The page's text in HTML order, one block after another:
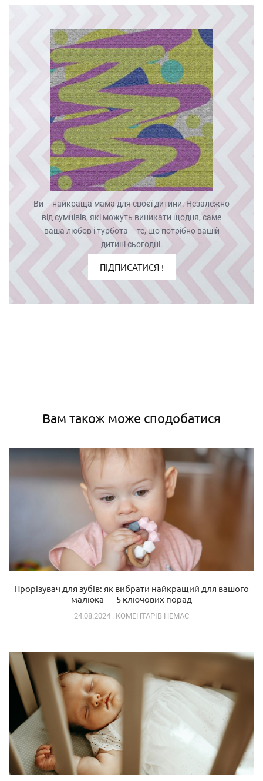
Ви – найкраща мама для своєї дитини. Незалежно
від сумнівів, які можуть виникати щодня, саме
ваша любов і турбота – те, що потрібно вашій
дитині сьогодні.
ПІДПИСАТИСЯ !
Вам також може сподобатися
Прорізувач для зубів: як вибрати найкращий для вашого
малюка — 5 ключових порад
24.08.2024 КОМЕНТАРІВ НЕМАЄ